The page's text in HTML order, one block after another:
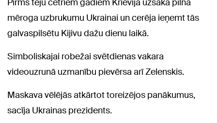
mēroga uzbrukumu Ukrainai un cerēja ieņemt tās
galvaspilsētu Kijivu dažu dienu laikā.
Simboliskajai robežai svētdienas vakara
videouzrunā uzmanību pievērsa arī Zelenskis.
Maskava vēlējās atkārtot toreizējos panākumus,
sacīja Ukrainas prezidents.